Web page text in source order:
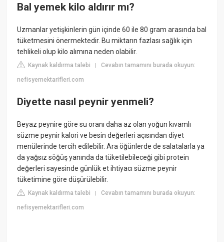
Bal yemek kilo aldırır mı?
Uzmanlar yetişkinlerin gün içinde 60 ile 80 gram arasında bal
tüketmesini önermektedir. Bu miktarın fazlası sağlık için
tehlikeli olup kilo alımına neden olabilir.
Kaynak kaldırma talebi |Cevabın tamamını burada okuyun:
nefisyemektarifleri.com
Diyette nasıl peynir yenmeli?
Beyaz peynire göre su oranı daha az olan yoğun kıvamlı
süzme peynir kalori ve besin değerleri açısından diyet
menülerinde tercih edilebilir. Ara öğünlerde de salatalarla ya
da yağsız söğüş yanında da tüketilebileceği gibi protein
değerleri sayesinde günlük et ihtiyacı süzme peynir
tüketimine göre düşürülebilir.
Kaynak kaldırma talebi |Cevabın tamamını burada okuyun:
nefisyemektarifleri.com